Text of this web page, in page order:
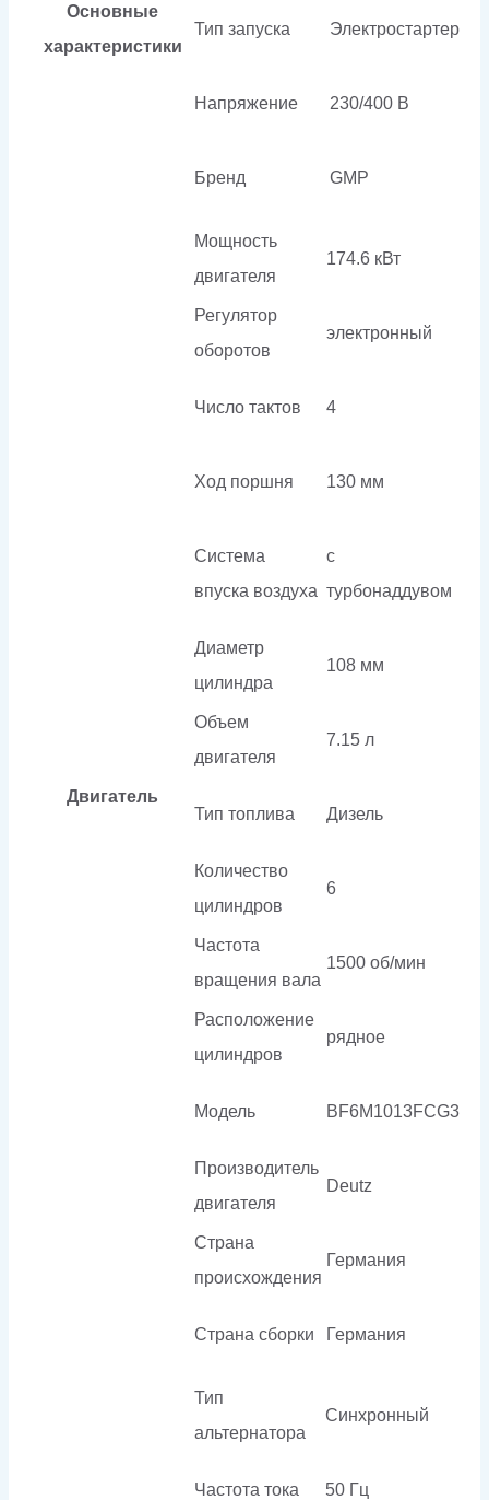
Основные
характеристики
Тип запуска Электростартер
Напряжение 230/400 В
Бренд GMP
Двигатель
Мощность
двигателя
174.6 кВт
Регулятор
оборотов
электронный
Число тактов 4
Ход поршня 130 мм
Система
впуска воздуха
с
турбонаддувом
Диаметр
цилиндра
108 мм
Объем
двигателя
7.15 л
Тип топлива Дизель
Количество
цилиндров
6
Частота
вращения вала
1500 об/мин
Расположение
цилиндров
рядное
Модель BF6M1013FCG3
Производитель
двигателя
Deutz
Страна
происхождения
Германия
Страна сборки Германия
Тип
альтернатора
Синхронный
Частота тока 50 Гц